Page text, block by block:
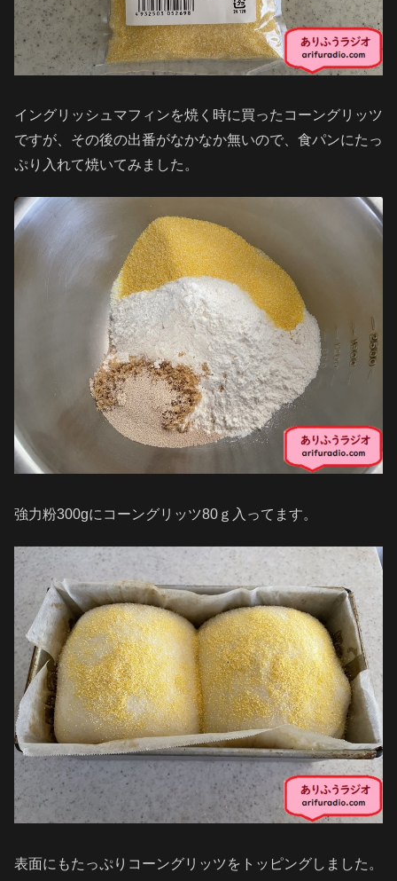
イングリッシュマフィンを焼く時に買ったコーングリッツ
ですが、その後の出番がなかなか無いので、食パンにたっ
ぷり入れて焼いてみました。
強力粉300gにコーングリッツ80ｇ入ってます。
表面にもたっぷりコーングリッツをトッピングしました。